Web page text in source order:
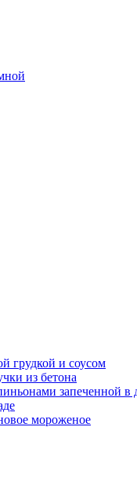
грудкой и соусом
из бетона
запеченной в
мороженое